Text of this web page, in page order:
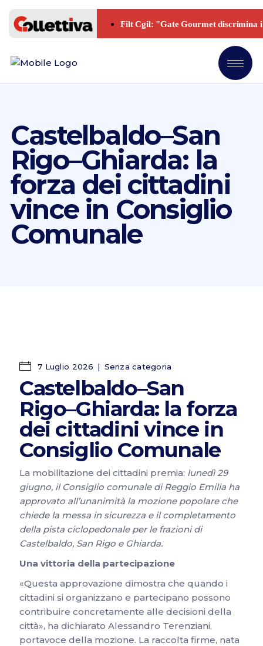
Castelbaldo–San
Rigo–Ghiarda: la
forza dei cittadini
vince in Consiglio
Comunale
7 Luglio 2026 Senza categoria
Castelbaldo–San
Rigo–Ghiarda: la forza
dei cittadini vince in
Consiglio Comunale
La mobilitazione dei cittadini premia: lunedì 29
giugno, il Consiglio comunale di Reggio Emilia ha
approvato all’unanimità la mozione popolare che
chiede la messa in sicurezza e il completamento
della pista ciclopedonale per le frazioni di
Castelbaldo, San Rigo e Ghiarda.
Una vittoria della partecipazione
«Questa approvazione dimostra che quando i
cittadini si organizzano e partecipano possono
contribuire concretamente alle decisioni della
città», ha dichiarato Alessandro Terenziani,
portavoce della mozione. La raccolta firme, nata